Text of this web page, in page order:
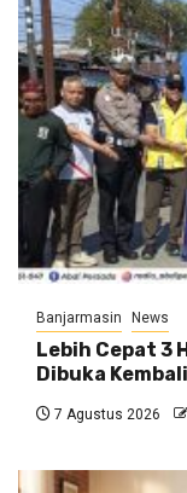
Banjarmasin News
Lebih Cepat 3
Dibuka
7 Agustus 2026